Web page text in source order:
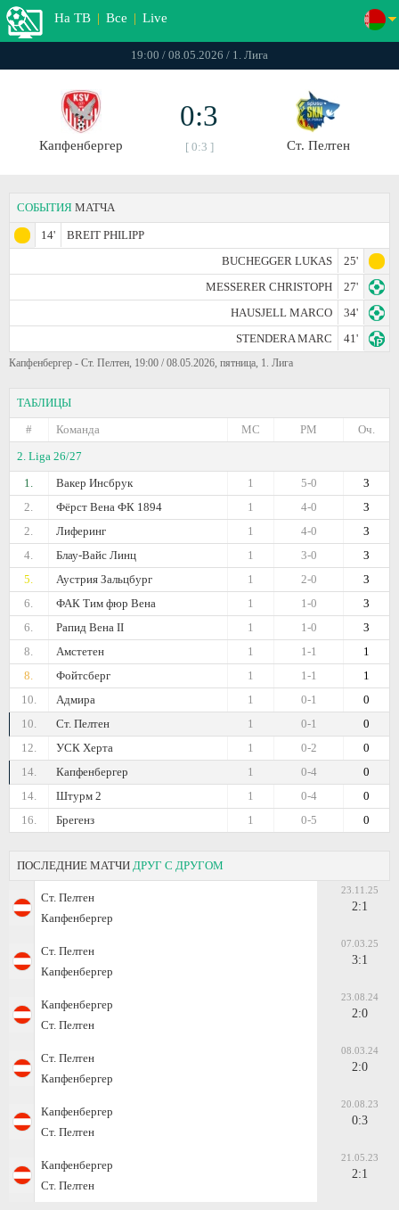
На ТВ | Все | Live
19:00 / 08.05.2026 / 1. Лига
Капфенбергер
0:3
[ 0:3 ] Ст. Пелтен
СОБЫТИЯ МАТЧА
14'
BREIT PHILIPP
BUCHEGGER LUKAS
25'
MESSERER CHRISTOPH
27'
HAUSJELL MARCO
34'
STENDERA MARC
41'
Капфенбергер - Ст. Пелтен, 19:00 / 08.05.2026, пятница, 1. Лига
ТАБЛИЦЫ
#
Команда Оч.
РМ
МС
2. Liga 26/27
1.
Вакер Инсбрук 3
5-0
1
2.
Фёрст Вена ФК 1894 3
4-0
1
2.
Лиферинг 3
4-0
1
4.
Блау-Вайс Линц 3
3-0
1
5.
Аустрия Зальцбург 3
2-0
1
6.
ФАК Тим фюр Вена 3
1-0
1
6.
Рапид Вена II 3
1-0
1
8.
Амстетен 1
1-1
1
8.
Фойтсберг 1
1-1
1
10.
Адмира 0
0-1
1
10.
Ст. Пелтен 0
0-1
1
12.
УСК Херта 0
0-2
1
14.
Капфенбергер 0
0-4
1
14.
Штурм 2 0
0-4
1
16.
Брегенз 0
0-5
1
ПОСЛЕДНИЕ МАТЧИ ДРУГ С ДРУГОМ
Ст. Пелтен
Капфенбергер
23.11.25
2:1
Ст. Пелтен
Капфенбергер
07.03.25
3:1
Капфенбергер
Ст. Пелтен
23.08.24
2:0
Ст. Пелтен
Капфенбергер
08.03.24
2:0
Капфенбергер
Ст. Пелтен
20.08.23
0:3
Капфенбергер
Ст. Пелтен
21.05.23
2:1